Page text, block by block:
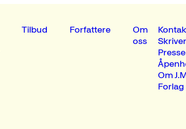
Tilbud Forfattere
Om
oss
Presse
Om
Forlag